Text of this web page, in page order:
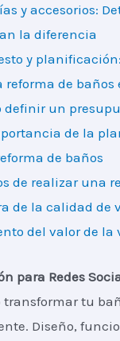
y accesorios:
la diferencia
y
reforma de baños
definir un
de la
de baños
de realizar una
de la calidad de
del valor de la
para Redes
transformar tu
Diseño,